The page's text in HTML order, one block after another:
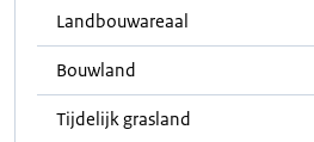
Landbouwareaal
Bouwland
Tijdelijk grasland